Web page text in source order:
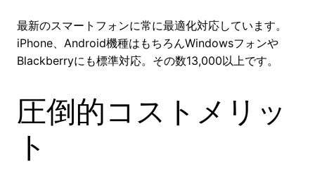
最新のスマートフォンに常に最適化対応しています。
iPhone、Android機種はもちろんWindowsフォンや
Blackberryにも標準対応。その数13,000以上です。
圧倒的コストメリッ
ト